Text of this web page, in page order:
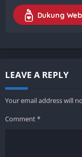
Dukung
LEAVE A REPLY
Your email address will
Comment*